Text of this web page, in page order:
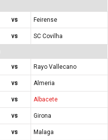
vs
Feirense
vs SC Covilha
vs
Rayo Vallecano
vs
Almeria
vs
Albacete
vs
Girona
vs
Malaga